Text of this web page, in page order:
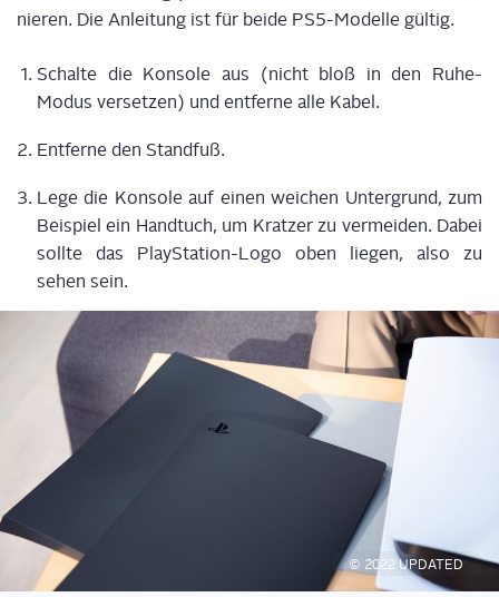
nie­ren. Die Anlei­tung ist für bei­de PS5-Model­le gül­tig.
Schal­te die Kon­so­le aus (nicht bloß in den Ruhe-
Modus ver­set­zen) und ent­fer­ne alle Kabel.
Ent­fer­ne den Standfuß.
Lege die Kon­so­le auf einen wei­chen Unter­grund, zum
Bei­spiel ein Hand­tuch, um Krat­zer zu ver­mei­den. Dabei
soll­te das Play­Sta­ti­on-Logo oben lie­gen, also zu
sehen sein.
© 2022 UPDATED